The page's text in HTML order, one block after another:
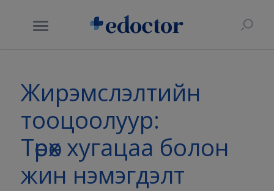
Жирэмслэлтийн
тооцоолуур:
Төрөх хугацаа болон
жин нэмэгдэлт